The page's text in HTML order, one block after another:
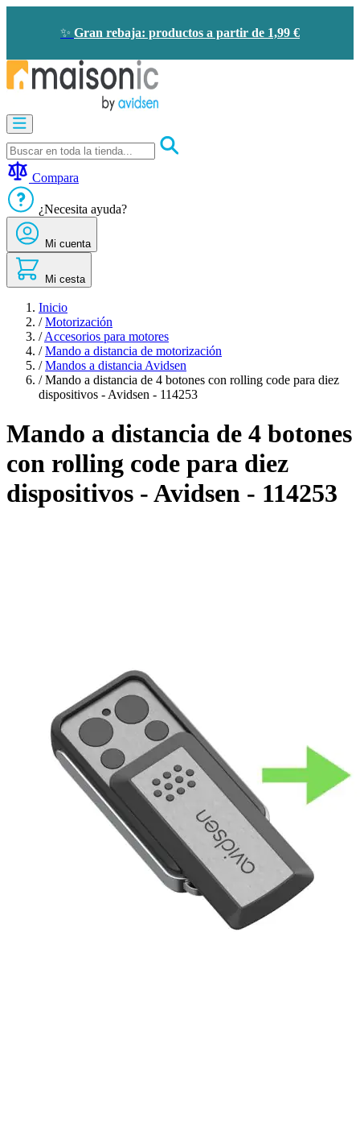
✨ Gran rebaja: productos a partir de 1,99 €
Audioporteros
y
videoporteros
-
ahorro
de
energía
Seguridad
Confort
Oportunidades
Compara
¿Necesita ayuda?
Mi cuenta
Mi cesta
Inicio
/ Motorización
/ Accesorios para motores
/ Mando a distancia de motorización
/ Mandos a distancia Avidsen
/ Mando a distancia de 4 botones con rolling code para diez
dispositivos - Avidsen - 114253
Mando a distancia de 4 botones
con rolling code para diez
dispositivos - Avidsen - 114253